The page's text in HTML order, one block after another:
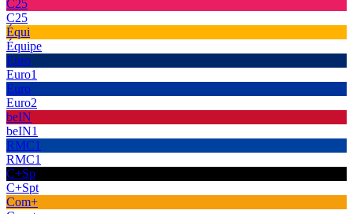
C25
C25
Équi
Équipe
Euro
Euro1
Euro
Euro2
beIN
beIN1
RMC1
RMC1
C+Sp
C+Spt
Com+